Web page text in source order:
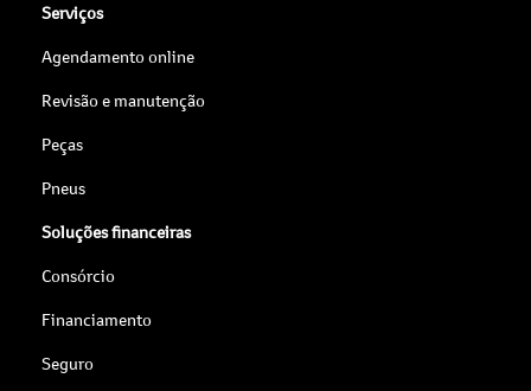
Serviços
Agendamento online
Revisão e manutenção
Peças
Pneus
Soluções financeiras
Consórcio
Financiamento
Seguro